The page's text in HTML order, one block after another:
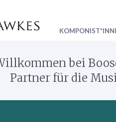
bei
Partner für die